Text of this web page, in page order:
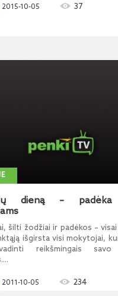
2015-10-05 37
dieną – padėka
šilti žodžiai ir padėkos –
išgirsta visi mokytojai,
reikšmingais savo
2011-10-05 234